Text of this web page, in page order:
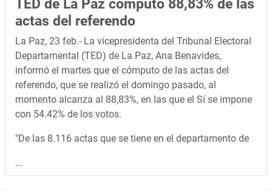
TED de La Paz computó 88,83% de las
actas del referendo
La Paz, 23 feb.- La vicepresidenta del Tribunal Electoral
Departamental (TED) de La Paz, Ana Benavides,
informó el martes que el cómputo de las actas del
referendo, que se realizó el domingo pasado, al
momento alcanza al 88,83%, en las que el Sí se impone
con 54.42% de los votos.
"De las 8.116 actas que se tiene en el departamento de
...